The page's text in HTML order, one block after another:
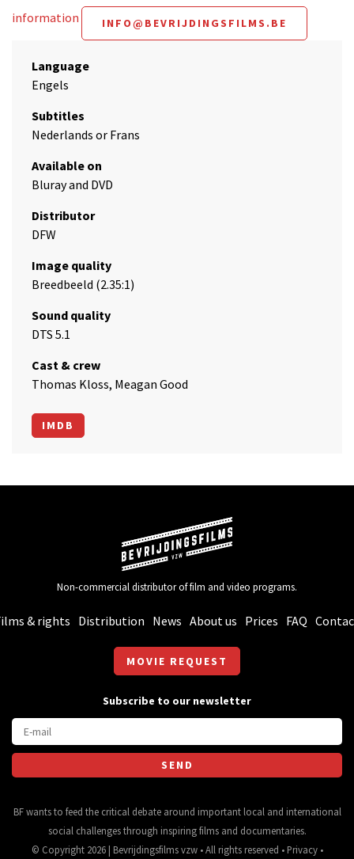
information
INFO@BEVRIJDINGSFILMS.BE
Language
Engels
Subtitles
Nederlands or Frans
Available on
Bluray and DVD
Distributor
DFW
Image quality
Breedbeeld (2.35:1)
Sound quality
DTS 5.1
Cast & crew
Thomas Kloss, Meagan Good
IMDB
Non-commercial distributor of film and video programs.
& rights Distribution News About us Prices FAQ
MOVIE REQUEST
Subscribe to our newsletter
BF wants to feed the critical debate around important local and international
social challenges through inspiring films and documentaries.
© Copyright 2026 | Bevrijdingsfilms vzw • All rights reserved • Privacy•